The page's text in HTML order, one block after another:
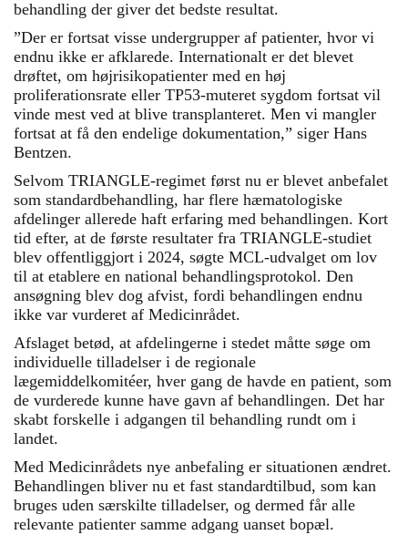
behandling der giver det bedste resultat.
”Der er fortsat visse undergrupper af patienter, hvor vi
endnu ikke er afklarede. Internationalt er det blevet
drøftet, om højrisikopatienter med en høj
proliferationsrate eller TP53-muteret sygdom fortsat vil
vinde mest ved at blive transplanteret. Men vi mangler
fortsat at få den endelige dokumentation,” siger Hans
Bentzen.
Selvom TRIANGLE-regimet først nu er blevet anbefalet
som standardbehandling, har flere hæmatologiske
afdelinger allerede haft erfaring med behandlingen. Kort
tid efter, at de første resultater fra TRIANGLE-studiet
blev offentliggjort i 2024, søgte MCL-udvalget om lov
til at etablere en national behandlingsprotokol. Den
ansøgning blev dog afvist, fordi behandlingen endnu
ikke var vurderet af Medicinrådet.
Afslaget betød, at afdelingerne i stedet måtte søge om
individuelle tilladelser i de regionale
lægemiddelkomitéer, hver gang de havde en patient, som
de vurderede kunne have gavn af behandlingen. Det har
skabt forskelle i adgangen til behandling rundt om i
landet.
Med Medicinrådets nye anbefaling er situationen ændret.
Behandlingen bliver nu et fast standardtilbud, som kan
bruges uden særskilte tilladelser, og dermed får alle
relevante patienter samme adgang uanset bopæl.